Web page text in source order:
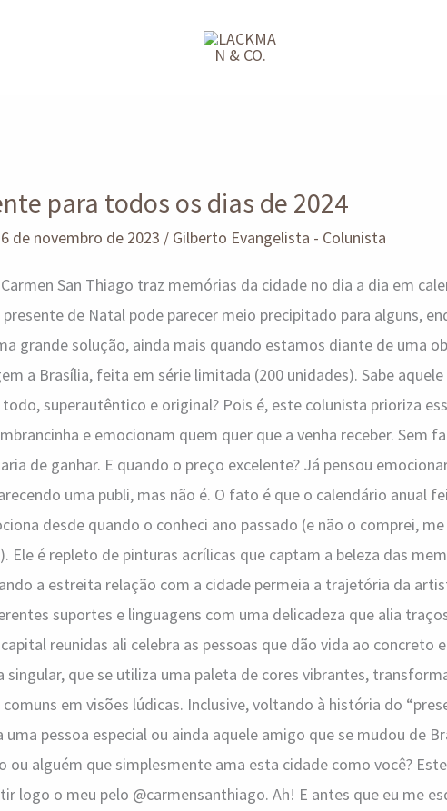
para todos os dias de 2024
de novembro de 2023 / Gilberto Evangelista - Colunista
San Thiago traz memórias da cidade no dia a dia em
de Natal pode parecer meio precipitado para alguns,
grande solução, ainda mais quando estamos diante de uma
a Brasília, feita em série limitada (200 unidades). Sabe
todo, superautêntico e original? Pois é, este colunista prioriza
e emocionam quem quer que a venha receber. Sem
de ganhar. E quando o preço excelente? Já pensou
uma publi, mas não é. O fato é que o calendário anual
desde quando o conheci ano passado (e não o comprei,
Ele é repleto de pinturas acrílicas que captam a beleza das
a estreita relação com a cidade permeia a trajetória da
suportes e linguagens com uma delicadeza que alia
capital reunidas ali celebra as pessoas que dão vida ao concreto
singular, que se utiliza uma paleta de cores vibrantes,
em visões lúdicas. Inclusive, voltando à história do
uma pessoa especial ou ainda aquele amigo que se mudou de
ou alguém que simplesmente ama esta cidade como você?
logo o meu pelo @carmensanthiago. Ah! E antes que eu me